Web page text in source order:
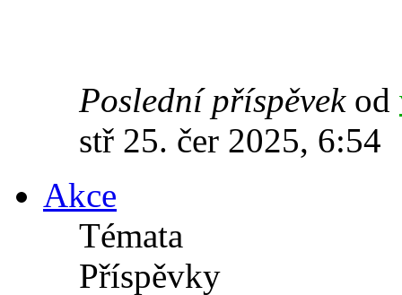
Poslední příspěvekod
stř 25. čer 2025, 6:54
Akce
Témata
Příspěvky